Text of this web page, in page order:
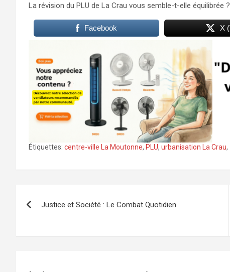
La révision du PLU de La Crau vous semble-t-elle équilibrée
Facebook X
Étiquettes: centre-ville La Moutonne, PLU, urbanisation La Crau,
de
l’article
Justice et Société : Le Combat Quotidien